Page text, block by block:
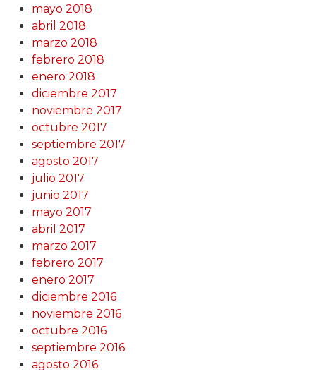
mayo 2018
abril 2018
marzo 2018
febrero 2018
enero 2018
diciembre 2017
noviembre 2017
octubre 2017
septiembre 2017
agosto 2017
julio 2017
junio 2017
mayo 2017
abril 2017
marzo 2017
febrero 2017
enero 2017
diciembre 2016
noviembre 2016
octubre 2016
septiembre 2016
agosto 2016